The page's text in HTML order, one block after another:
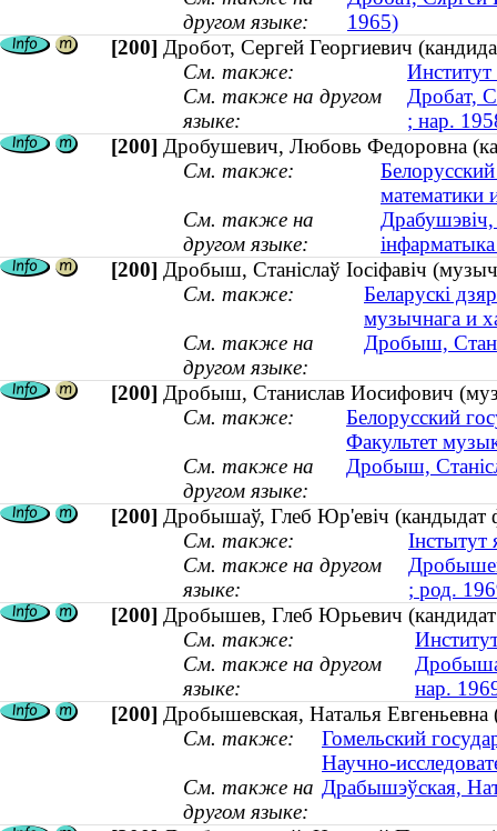
другом языке:
1965)
[200] Дробот, Сергей Георгиевич
См. также:
См. также на другом
языке:
Дробат,
; нар.
[200] Дробушевич, Любовь Федоровна
См. также:
математики
См. также на
другом языке:
Драбушэвiч,
[200] Дробыш, Станіслаў Іосіфавіч
См. также:
Беларускі
музычнага и
См. также на
другом языке:
Дробыш,
[200] Дробыш, Станислав Иосифович
См. также:
Белорусский
Факультет
См. также на
другом языке:
Дробыш,
[200] Дробышаў, Глеб Юр'евіч (кандыдат
См. также:
См. также на другом
языке:
; род.
[200] Дробышев, Глеб Юрьевич (кандидат
См. также:
См. также на другом
языке:
нар.
[200] Дробышевская, Наталья Евгеньевна
См. также:
Гомельский
Научно-
См. также на
другом языке:
Драбышэўская,